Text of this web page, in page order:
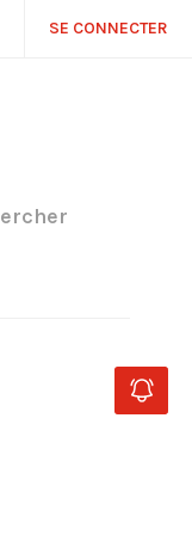
SE CONNECTER